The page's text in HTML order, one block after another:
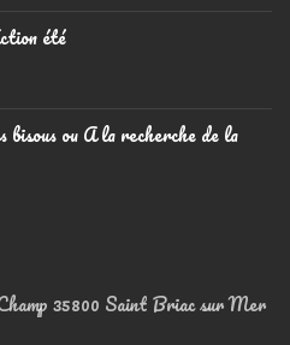
été
ou A la recherche de la
35800 Saint Briac sur Mer